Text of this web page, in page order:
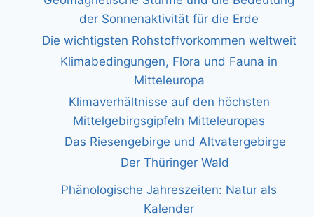
der Sonnenaktivität für die Erde
Die wichtigsten Rohstoffvorkommen weltweit
Klimabedingungen, Flora und Fauna in
Mitteleuropa
Klimaverhältnisse auf den höchsten
Mittelgebirgsgipfeln Mitteleuropas
Das Riesengebirge und Altvatergebirge
Der Thüringer Wald
Phänologische Jahreszeiten: Natur als
Kalender